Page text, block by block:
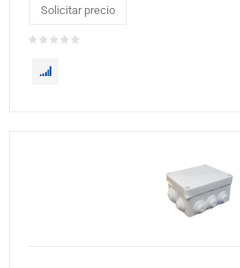
Solicitar precio